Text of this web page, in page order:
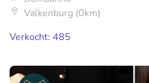
Valkenburg (0km)
Verkocht: 485